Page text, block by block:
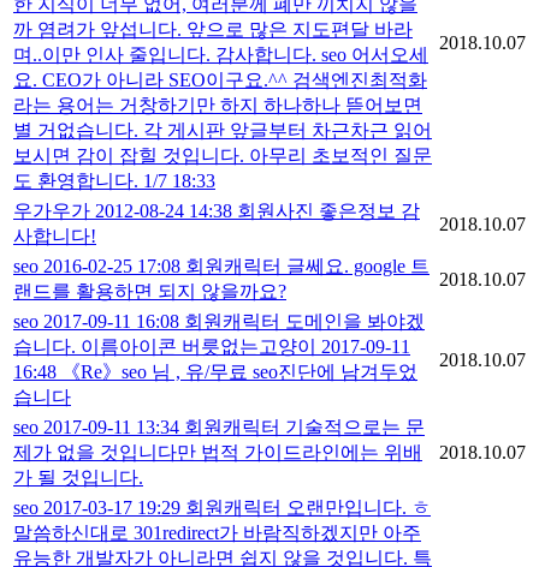
까 염려가 앞섭니다. 앞으로 많은 지도편달 바라
며..이만 인사 줄입니다. 감사합니다. seo 어서오세
요. CEO가 아니라 SEO이구요.^^ 검색엔진최적화
라는 용어는 거창하기만 하지 하나하나 뜯어보면
별 거없습니다. 각 게시판 앞글부터 차근차근 읽어
보시면 감이 잡힐 것입니다. 아무리 초보적인 질문
도 환영합니다. 1/7 18:33
2018.10.07
우가우가 2012-08-24 14:38 회원사진 좋은정보 감
사합니다!
2018.10.07
seo 2016-02-25 17:08 회원캐릭터 글쎄요. google 트
랜드를 활용하면 되지 않을까요?
2018.10.07
seo 2017-09-11 16:08 회원캐릭터 도메인을 봐야겠
습니다. 이름아이콘 버릇없는고양이 2017-09-11
16:48 《Re》seo 님 , 유/무료 seo진단에 남겨두었
습니다
2018.10.07
seo 2017-09-11 13:34 회원캐릭터 기술적으로는 문
제가 없을 것입니다만 법적 가이드라인에는 위배
가 될 것입니다.
2018.10.07
seo 2017-03-17 19:29 회원캐릭터 오랜만입니다. ㅎ
말씀하신대로 301redirect가 바람직하겠지만 아주
유능한 개발자가 아니라면 쉽지 않을 것입니다. 특